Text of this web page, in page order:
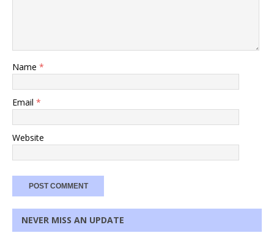
Name *
Email *
Website
NEVER MISS AN UPDATE